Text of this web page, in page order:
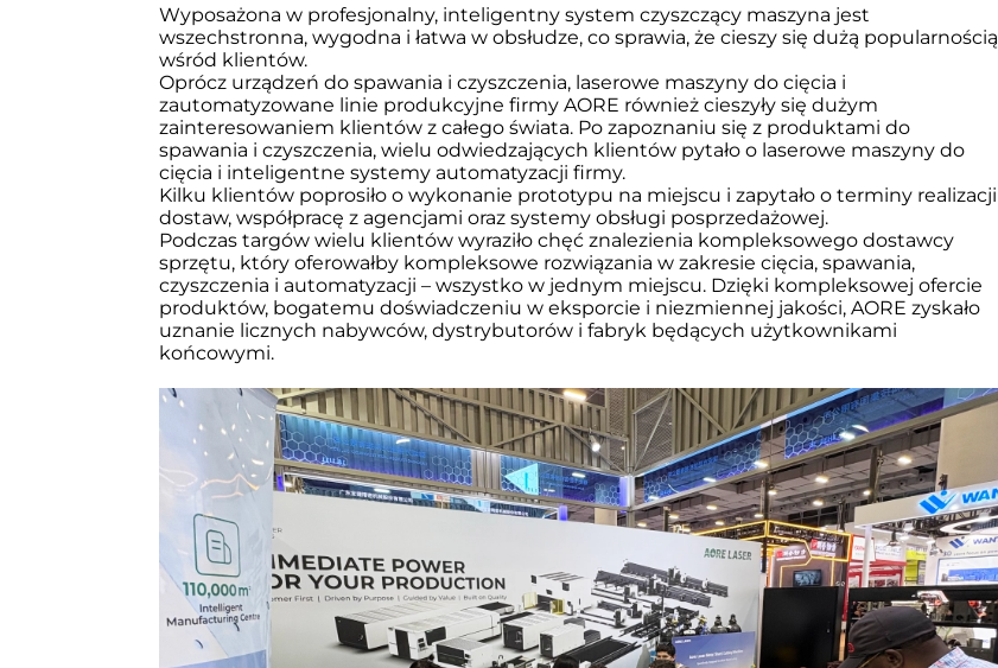
Wyposażona w profesjonalny, inteligentny system czyszczący maszyna jest
wszechstronna, wygodna i łatwa w obsłudze, co sprawia, że cieszy się dużą popularnością
wśród klientów.
Oprócz urządzeń do spawania i czyszczenia, laserowe maszyny do cięcia i
zautomatyzowane linie produkcyjne firmy AORE również cieszyły się dużym
zainteresowaniem klientów z całego świata. Po zapoznaniu się z produktami do
spawania i czyszczenia, wielu odwiedzających klientów pytało o laserowe maszyny do
cięcia i inteligentne systemy automatyzacji firmy.
Kilku klientów poprosiło o wykonanie prototypu na miejscu i zapytało o terminy realizacji
dostaw, współpracę z agencjami oraz systemy obsługi posprzedażowej.
Podczas targów wielu klientów wyraziło chęć znalezienia kompleksowego dostawcy
sprzętu, który oferowałby kompleksowe rozwiązania w zakresie cięcia, spawania,
czyszczenia i automatyzacji – wszystko w jednym miejscu. Dzięki kompleksowej ofercie
produktów, bogatemu doświadczeniu w eksporcie i niezmiennej jakości, AORE zyskało
uznanie licznych nabywców, dystrybutorów i fabryk będących użytkownikami
końcowymi.